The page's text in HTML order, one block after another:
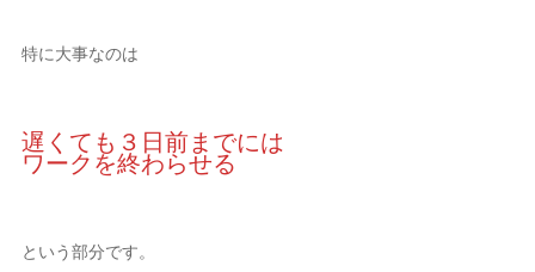
特に大事なのは
遅くても３日前までには
ワークを終わらせる
という部分です。